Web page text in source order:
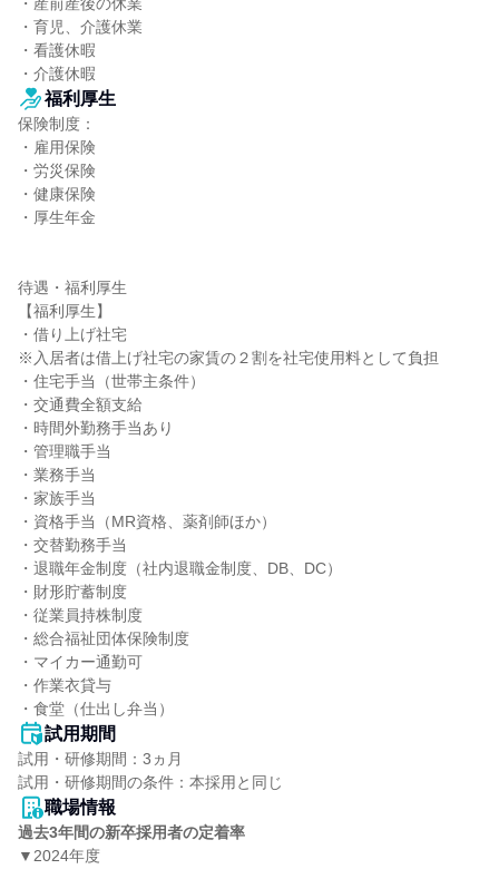
・育児、介護休業
・看護休暇
・介護休暇
福利厚生
保険制度：
・雇用保険
・労災保険
・健康保険
・厚生年金
待遇・福利厚生
【福利厚生】
・借り上げ社宅
※入居者は借上げ社宅の家賃の２割を社宅使用料として負担
・住宅手当（世帯主条件）
・交通費全額支給
・時間外勤務手当あり
・管理職手当
・業務手当
・家族手当
・資格手当（MR資格、薬剤師ほか）
・交替勤務手当
・退職年金制度（社内退職金制度、DB、DC）
・財形貯蓄制度
・従業員持株制度
・総合福祉団体保険制度
・マイカー通勤可
・作業衣貸与
・食堂（仕出し弁当）
試用期間
試用・研修期間：3ヵ月
職場情報
過去3年間の新卒採用者の定着率
▼2024年度